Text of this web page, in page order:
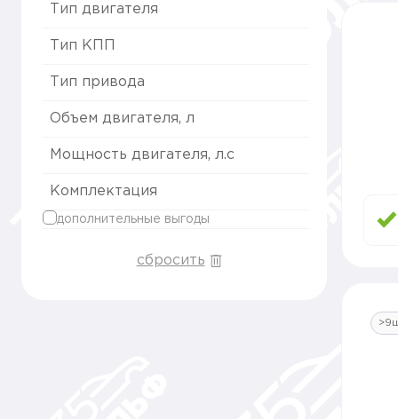
Тип двигателя
Тип КПП
Тип привода
Объем двигателя, л
Мощность двигателя, л.с
Комплектация
дополнительные выгоды
сбросить